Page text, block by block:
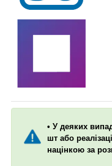
• У деяких
шт або
націнкою за